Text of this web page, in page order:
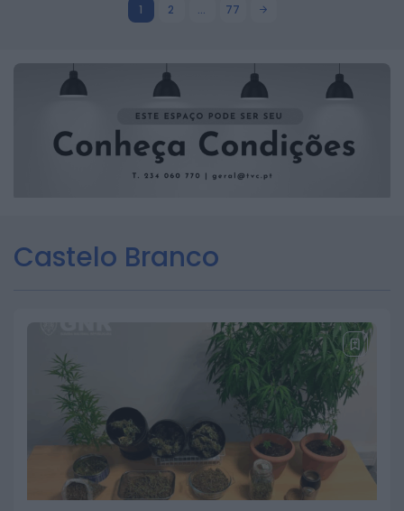
1 2 … 77
Castelo Branco